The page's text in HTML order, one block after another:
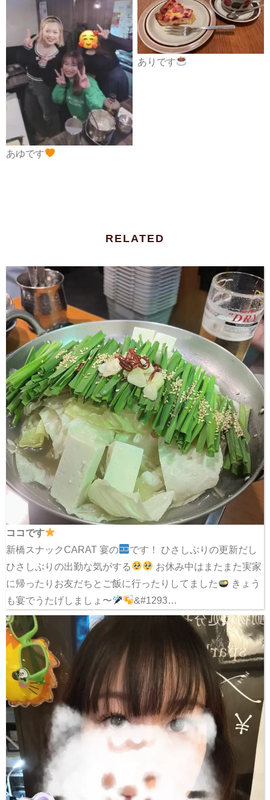
あゆです
ありです
RELATED
ココです
新橋スナックCARAT 宴の
です！ ひさしぶりの更新だし
ひさしぶりの出勤な気がする
お休み中はまたまた実家
に帰ったりお友だちとご飯に行ったりしてました
きょう
も宴でうたげしましょ〜
&#1293…